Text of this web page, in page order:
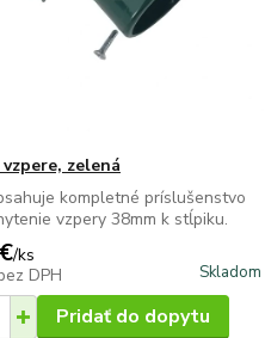
zelená
kompletné príslušenstvo
vzpery 38mm k stĺpiku.
/ks
DPH Skladom
Pridať do dopytu